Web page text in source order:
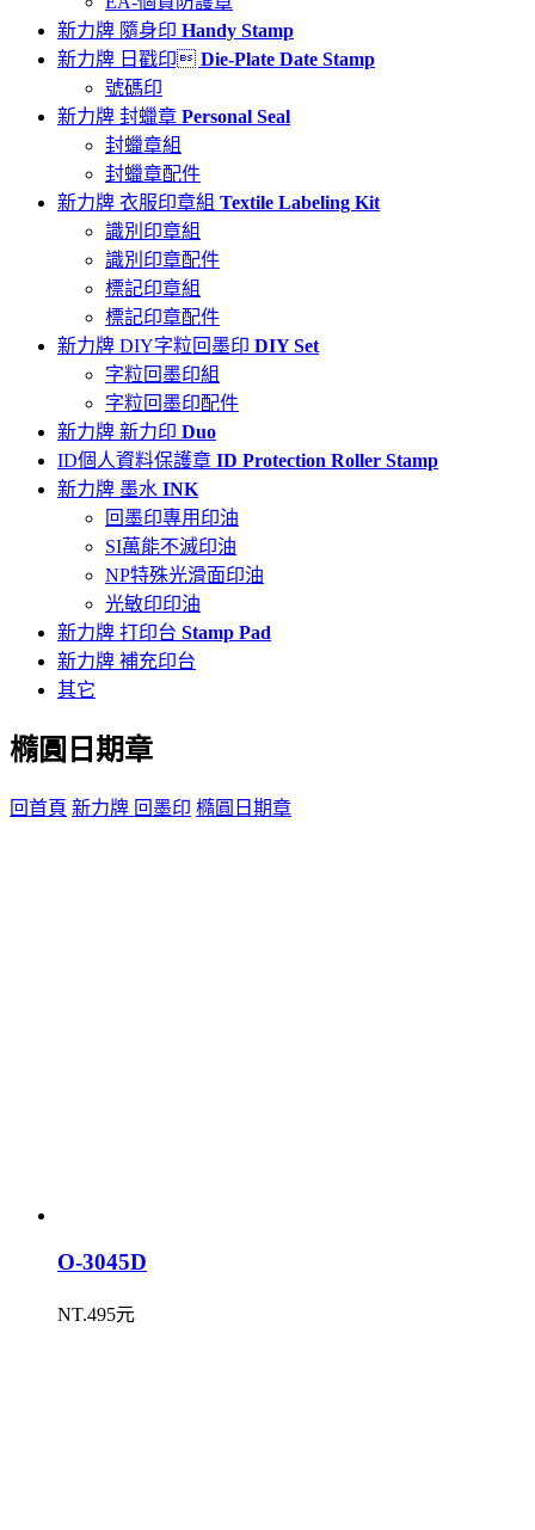
新力牌 隨身印 Handy Stamp
新力牌 日戳印 Die-Plate Date Stamp
號碼印
新力牌 封蠟章 Personal Seal
封蠟章組
封蠟章配件
新力牌 衣服印章組 Textile Labeling Kit
識別印章組
識別印章配件
標記印章組
標記印章配件
新力牌 DIY字粒回墨印 DIY Set
字粒回墨印組
字粒回墨印配件
新力牌 新力印 Duo
ID個人資料保護章 ID Protection Roller Stamp
新力牌 墨水 INK
回墨印專用印油
SI萬能不滅印油
NP特殊光滑面印油
光敏印印油
新力牌 打印台 Stamp Pad
新力牌 補充印台
其它
橢圓日期章
回首頁 新力牌 回墨印 橢圓日期章
O-3045D
NT.495元